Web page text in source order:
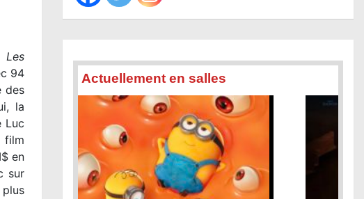
Les
94
des
la
Luc
film
en
sur
Actuellement en salles